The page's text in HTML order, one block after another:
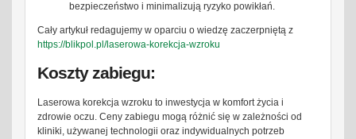
bezpieczeństwo i minimalizują ryzyko powikłań.
Cały artykuł redagujemy w oparciu o wiedzę zaczerpniętą z
https://blikpol.pl/laserowa-korekcja-wzroku
Koszty zabiegu:
Laserowa korekcja wzroku to inwestycja w komfort życia i
zdrowie oczu. Ceny zabiegu mogą różnić się w zależności od
kliniki, używanej technologii oraz indywidualnych potrzeb